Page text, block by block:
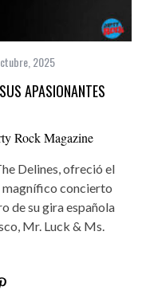
2025
APASIONANTES
Rock Magazine
Delines, ofreció el
magnífico concierto
de su gira española
Mr. Luck & Ms.